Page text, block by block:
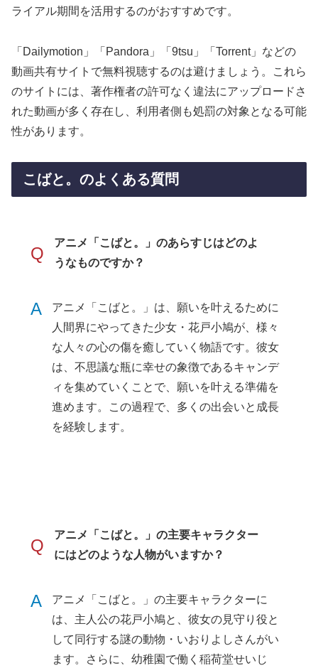
ライアル期間を活用するのがおすすめです。
「Dailymotion」「Pandora」「9tsu」「Torrent」などの
動画共有サイトで無料視聴するのは避けましょう。これら
のサイトには、著作権者の許可なく違法にアップロードさ
れた動画が多く存在し、利用者側も処罰の対象となる可能
性があります。
こばと。のよくある質問
Q
アニメ「こばと。」のあらすじはどのよ
うなものですか？
A
アニメ「こばと。」は、願いを叶えるために
人間界にやってきた少女・花戸小鳩が、様々
な人々の心の傷を癒していく物語です。彼女
は、不思議な瓶に幸せの象徴であるキャンデ
ィを集めていくことで、願いを叶える準備を
進めます。この過程で、多くの出会いと成長
を経験します。
Q
アニメ「こばと。」の主要キャラクター
にはどのような人物がいますか？
A
アニメ「こばと。」の主要キャラクターに
は、主人公の花戸小鳩と、彼女の見守り役と
して同行する謎の動物・いおりよしさんがい
ます。さらに、幼稚園で働く稲荷堂せいじ